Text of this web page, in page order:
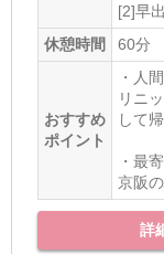
[2]早
休憩時間
60分
おすすめ
ポイント
・人
リニ
して
・最
京阪
詳